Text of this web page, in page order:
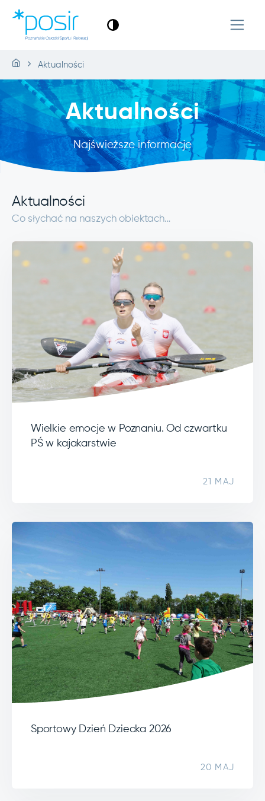
Aktualności
Aktualności
Najświeższe informacje
Aktualności
Co słychać na naszych obiektach…
Wielkie emocje w Poznaniu. Od czwartku
PŚ w kajakarstwie
21 MAJ
Sportowy Dzień Dziecka 2026
20 MAJ